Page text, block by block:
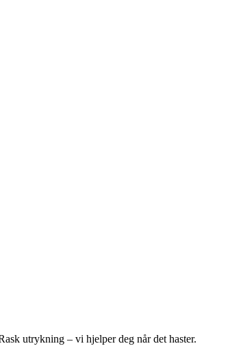
utrykning – vi hjelper deg når det haster.